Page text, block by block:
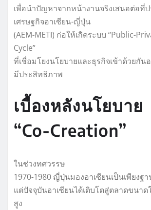
เพื่อนำปัญหาจากหน้างานจริงเสนอต่อที่
เศรษฐกิจอาเซียน-ญี่ปุ่น
(AEM-METI) ก่อให้เกิดระบบ “Public-
Cycle”
ที่เชื่อมโยงนโยบายและธุรกิจเข้าด้วยกันอ
มีประสิทธิภาพ
เบื้องหลังนโยบาย
“Co-Creation”
ในช่วงทศวรรษ
1970-1980 ญี่ปุ่นมองอาเซียนเป็นเพียงฐ
แต่ปัจจุบันอาเซียนได้เติบโตสู่ตลาดขนา
สูง